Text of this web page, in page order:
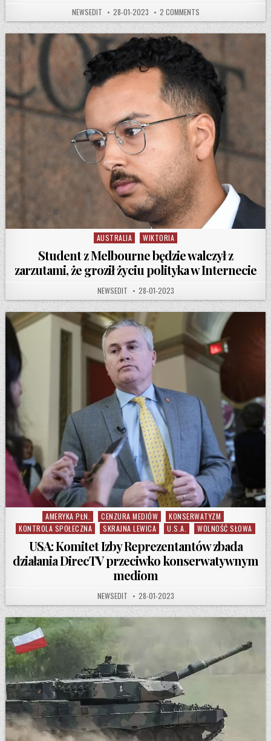
AUTHOR:
NEWSEDIT PUBLISHED DATE:
28-01-2023 2 COMMENTSON POJAWIA SIĘ NOWY
Posted in
AUSTRALIA WIKTORIA
Student z Melbourne będzie walczył z
zarzutami, że groził życiu polityka w Internecie
AUTHOR:
NEWSEDIT PUBLISHED DATE:
28-01-2023
Posted in
AMERYKA PŁN. CENZURA MEDIÓW
KONSERWATYZM
KONTROLA SPOŁECZNA
SKRAJNA LEWICA U.S.A. WOLNOŚĆ SŁOWA
USA: Komitet Izby Reprezentantów zbada
działania DirecTV przeciwko konserwatywnym
mediom
AUTHOR:
NEWSEDIT PUBLISHED DATE:
28-01-2023